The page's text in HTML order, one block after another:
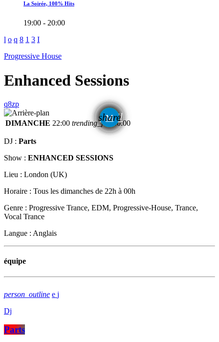
La Soirée, 100% Hits
19:00 - 20:00
Progressive House
Enhanced Sessions
share
email
DIMANCHE 22:00 trending_flat 00:00
DJ : Parts
Show : ENHANCED SESSIONS
Lieu : London (UK)
Horaire : Tous les dimanches de 22h à 00h
Genre : Progressive Trance, EDM, Progressive-House, Trance,
Vocal Trance
Langue : Anglais
équipe
person_outline
Dj
Parts